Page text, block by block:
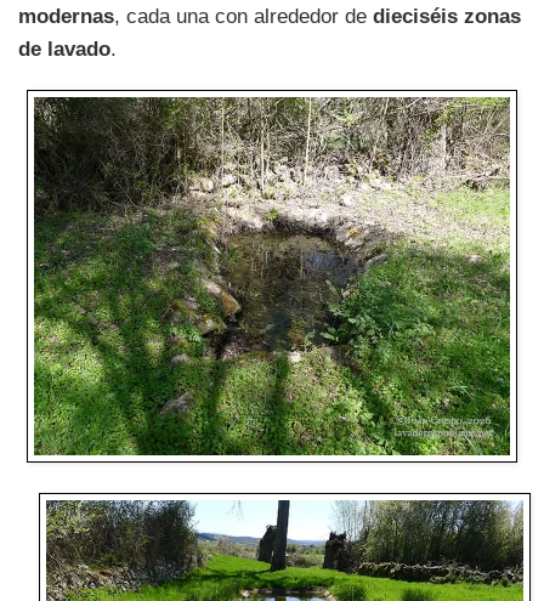
modernas, cada una con alrededor de dieciséis zonas
de lavado.